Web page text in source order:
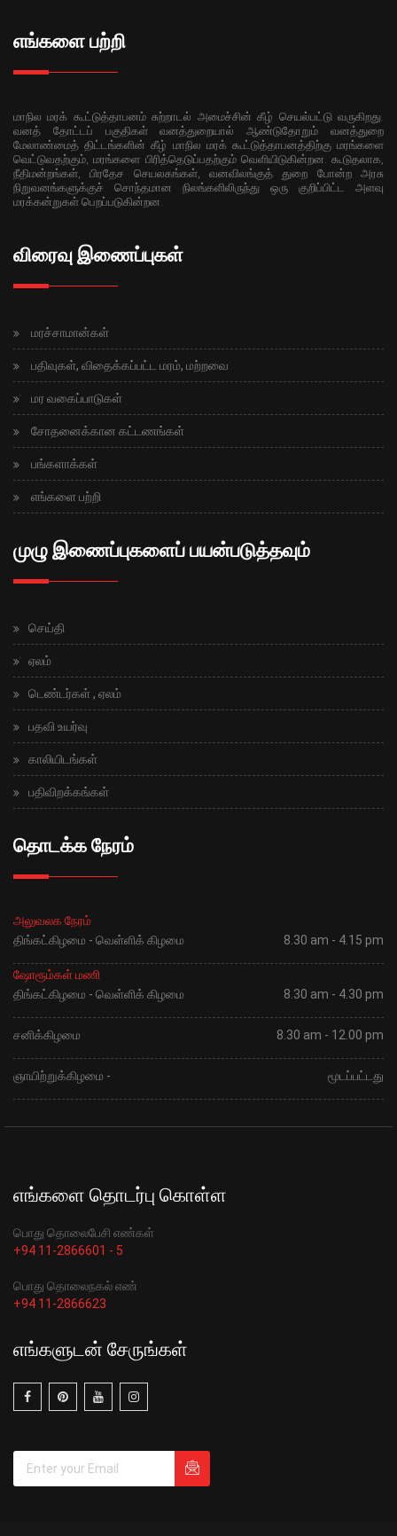
எங்களை பற்றி
மாநில மரக் கூட்டுத்தாபனம் சுற்றாடல் அமைச்சின் கீழ் செயல்பட்டு வருகிறது.
வனத் தோட்டப் பகுதிகள் வனத்துறையால் ஆண்டுதோறும் வனத்துறை
மேலாண்மைத் திட்டங்களின் கீழ் மாநில மரக் கூட்டுத்தாபனத்திற்கு மரங்களை
வெட்டுவதற்கும், மரங்களை பிரித்தெடுப்பதற்கும் வெளியிடுகின்றன. கூடுதலாக,
நீதிமன்றங்கள், பிரதேச செயலகங்கள், வனவிலங்குத் துறை போன்ற அரசு
நிறுவனங்களுக்குச் சொந்தமான நிலங்களிலிருந்து ஒரு குறிப்பிட்ட அளவு
மரக்கன்றுகள் பெறப்படுகின்றன.
விரைவு இணைப்புகள்
மரச்சாமான்கள்
பதிவுகள், விதைக்கப்பட்ட மரம், மற்றவை
மர வகைப்பாடுகள்
சோதனைக்கான கட்டணங்கள்
பங்களாக்கள்
எங்களை பற்றி
முழு இணைப்புகளைப் பயன்படுத்தவும்
செய்தி
ஏலம்
டெண்டர்கள் , ஏலம்
பதவி உயர்வு
காலியிடங்கள்
பதிவிறக்கங்கள்
தொடக்க நேரம்
அலுவலக நேரம்
திங்கட்கிழமை - வெள்ளிக் கிழமை
8.30 am - 4.15 pm
ஷோரூம்கள் மணி
திங்கட்கிழமை - வெள்ளிக் கிழமை
8.30 am - 4.30 pm
சனிக்கிழமை 8.30 am - 12.00 pm
ஞாயிற்றுக்கிழமை - மூடப்பட்டது
எங்களை தொடர்பு கொள்ள
பொது தொலைபேசி எண்கள்
+94 11-2866601 - 5
பொது தொலைநகல் எண்
+94 11-2866623
எங்களுடன் சேருங்கள்